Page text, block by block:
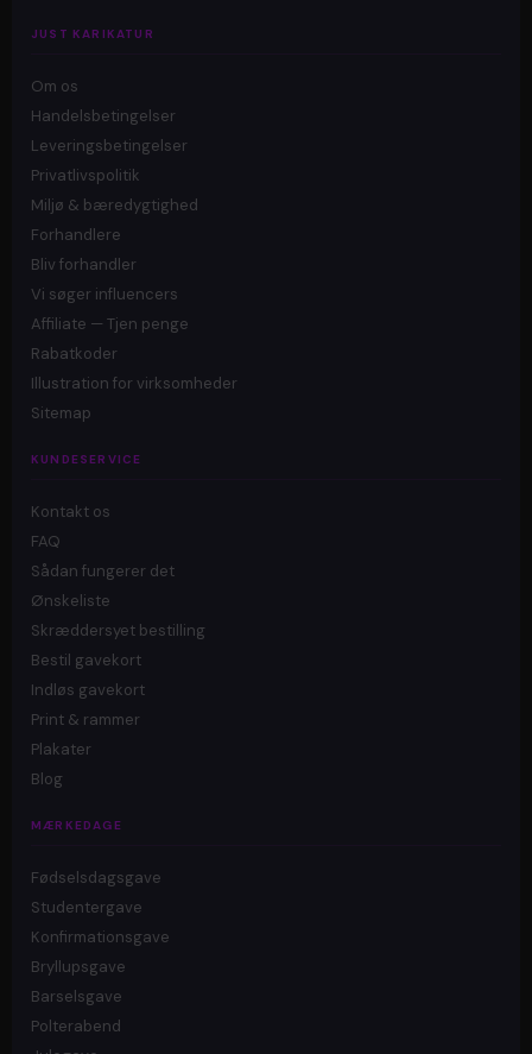
JUST KARIKATUR
Om os
Handelsbetingelser
Leveringsbetingelser
Privatlivspolitik
Miljø & bæredygtighed
Forhandlere
Bliv forhandler
Vi søger influencers
Affiliate — Tjen penge
Rabatkoder
Illustration for virksomheder
Sitemap
KUNDESERVICE
Kontakt os
FAQ
Sådan fungerer det
Ønskeliste
Skræddersyet bestilling
Bestil gavekort
Indløs gavekort
Print & rammer
Plakater
Blog
MÆRKEDAGE
Fødselsdagsgave
Studentergave
Konfirmationsgave
Bryllupsgave
Barselsgave
Polterabend